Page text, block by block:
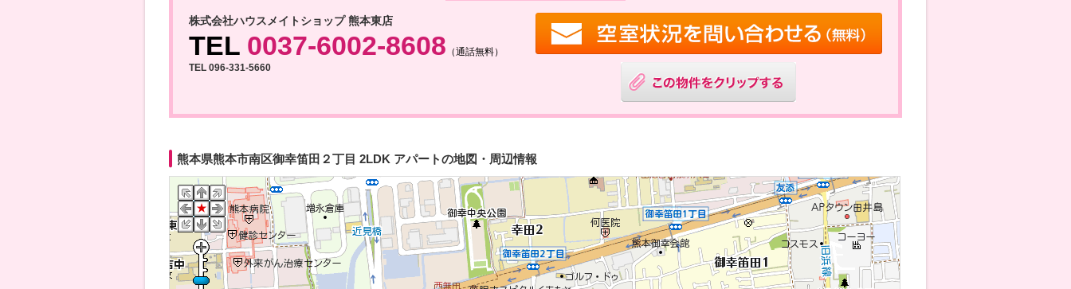
株式会社ハウスメイトショップ 熊本東店
TEL 0037-6002-8608 （通話無料）
TEL 096-331-5660
熊本県熊本市南区御幸笛田２丁目 2LDK アパートの地図・周辺情報